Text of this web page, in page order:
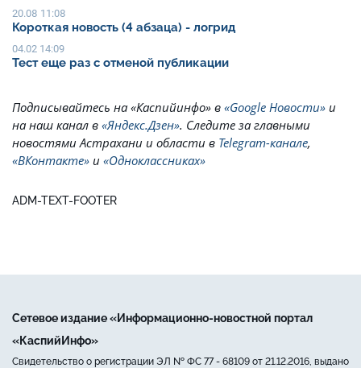
20.08 11:08
Короткая новость (4 абзаца) - логрид
04.02 14:09
Тест еще раз с отменой публикации
Подписывайтесь на «Каспийинфо» в «Google Новости» и
на наш канал в «Яндекс.Дзен». Cледите за главными
новостями Астрахани и области в Telegram-канале,
«ВКонтакте» и «Одноклассниках»
ADM-TEXT-FOOTER
Сетевое издание «Информационно-новостной портал
«КаспийИнфо»
Свидетельство о регистрации ЭЛ № ФС 77 - 68109 от 21.12.2016, выдано